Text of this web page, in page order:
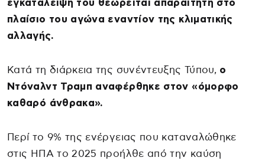
εγκατάλειψή του θεωρείται απαραίτητη στο
πλαίσιο του αγώνα εναντίον της κλιματικής
αλλαγής.
Κατά τη διάρκεια της συνέντευξης Τύπου, ο
Ντόναλντ Τραμπ αναφέρθηκε στον «όμορφο
καθαρό άνθρακα».
Περί το 9% της ενέργειας που καταναλώθηκε
στις ΗΠΑ το 2025 προήλθε από την καύση